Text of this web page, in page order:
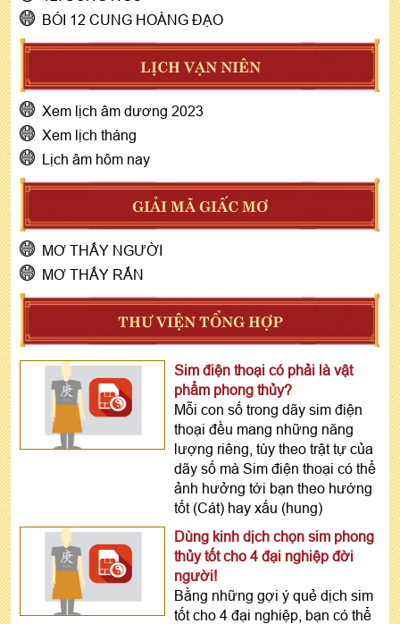
BÓI 12 CUNG HOÀNG ĐẠO
LỊCH VẠN NIÊN
Xem lịch âm dương 2023
Xem lịch tháng
Lịch âm hôm nay
GIẢI MÃ GIẤC MƠ
MƠ THẤY NGƯỜI
MƠ THẤY RẮN
THƯ VIỆN TỔNG HỢP
Sim điện thoại có phải là vật
phẩm phong thủy?
Mỗi con số trong dãy sim điện
thoại đều mang những năng
lượng riêng, tùy theo trật tự của
dãy số mà Sim điện thoại có thể
ảnh hưởng tới bạn theo hướng
tốt (Cát) hay xấu (hung)
Dùng kinh dịch chọn sim phong
thủy tốt cho 4 đại nghiệp đời
người!
Bằng những gợi ý quẻ dịch sim
tốt cho 4 đại nghiệp, bạn có thể